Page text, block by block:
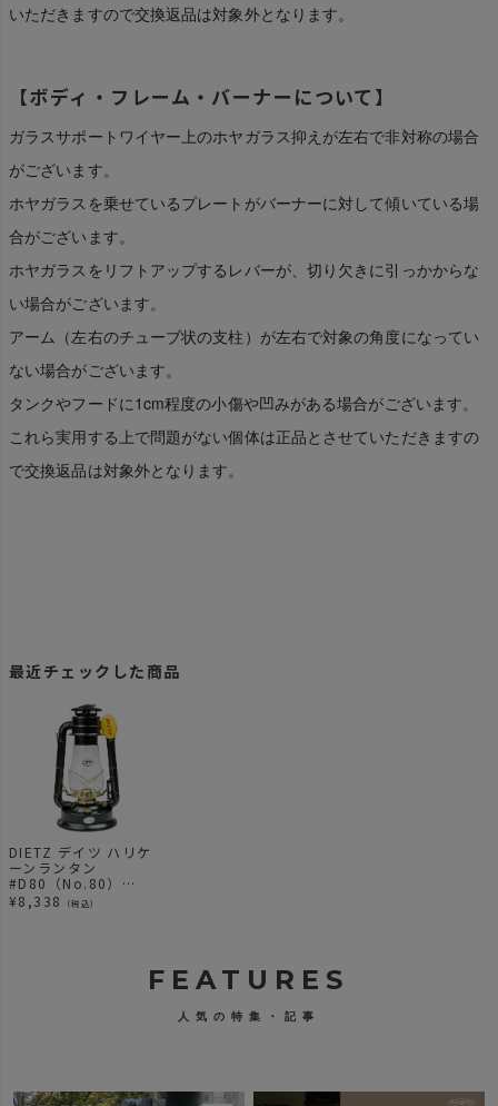
いただきますので交換返品は対象外となります。
【ボディ・フレーム・バーナーについて】
ガラスサポートワイヤー上のホヤガラス抑えが左右で非対称の場合
がございます。
ホヤガラスを乗せているプレートがバーナーに対して傾いている場
合がございます。
ホヤガラスをリフトアップするレバーが、切り欠きに引っかからな
い場合がございます。
アーム（左右のチューブ状の支柱）が左右で対象の角度になってい
ない場合がございます。
タンクやフードに1cm程度の小傷や凹みがある場合がございます。
これら実用する上で問題がない個体は正品とさせていただきますの
で交換返品は対象外となります。
最近チェックした商品
DIETZ デイツ ハリケ
ーンランタン
#D80（No.80）
BLIZZARD
¥8,338 （税込）
FEATURES
人気の特集・記事